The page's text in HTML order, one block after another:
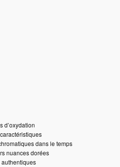
d’oxydation
dans le temps
nuances dorées
authentiques